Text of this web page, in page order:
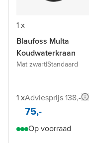
1 x
Blaufoss Multa
Koudwaterkraan
Mat zwart|Standaard
1 xAdviesprijs 138,-
75,-
Op voorraad